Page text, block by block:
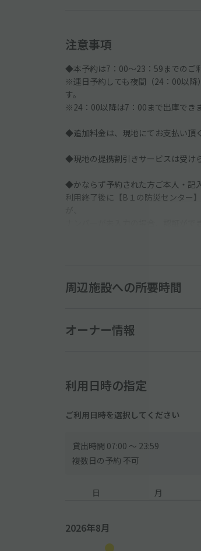
注意事項
◆本予約は7：00〜23：59までのご
※連日予約しても夜間（24：00以降
す。
※24：00以降は7：00まで出庫でき
◆追加料金は、現地にてお支払い頂
◆現地の提携割引きサービスは受け
◆かならず予約された方ご本人・記
利用終了後に【B１の防災センター
ナンバーが未入力の場合、認証が
※※防災センターへは、駐車後では
◆現地での精算は不要です。お帰り
◆駐車券は出口で必要です。失くさ
※事前精算機の利用も可能です。
その際は、掲載情報のakippaご利用
◆スロープを上がる際、地面に擦っ
周辺施設への所要時間
オーナー情報
利用日時の指定
ご利用日時を選択してください
貸出時間 07:00 〜 23:59
複数日の予約 不可
日 月
2026年8月